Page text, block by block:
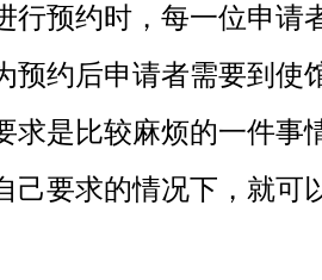
行预约时，每一位申请
预约后申请者需要到使
求是比较麻烦的一件事
己要求的情况下，就可